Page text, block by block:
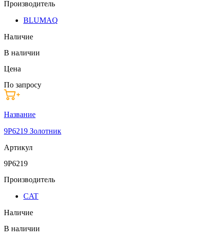
Производитель
BLUMAQ
Наличие
В наличии
Цена
По запросу
Название
9P6219 Золотник
Артикул
9P6219
Производитель
CAT
Наличие
В наличии